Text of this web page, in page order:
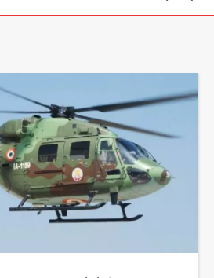
बाद कानून के शिकंजे में आया हत्या का
आरोपी
JHJ